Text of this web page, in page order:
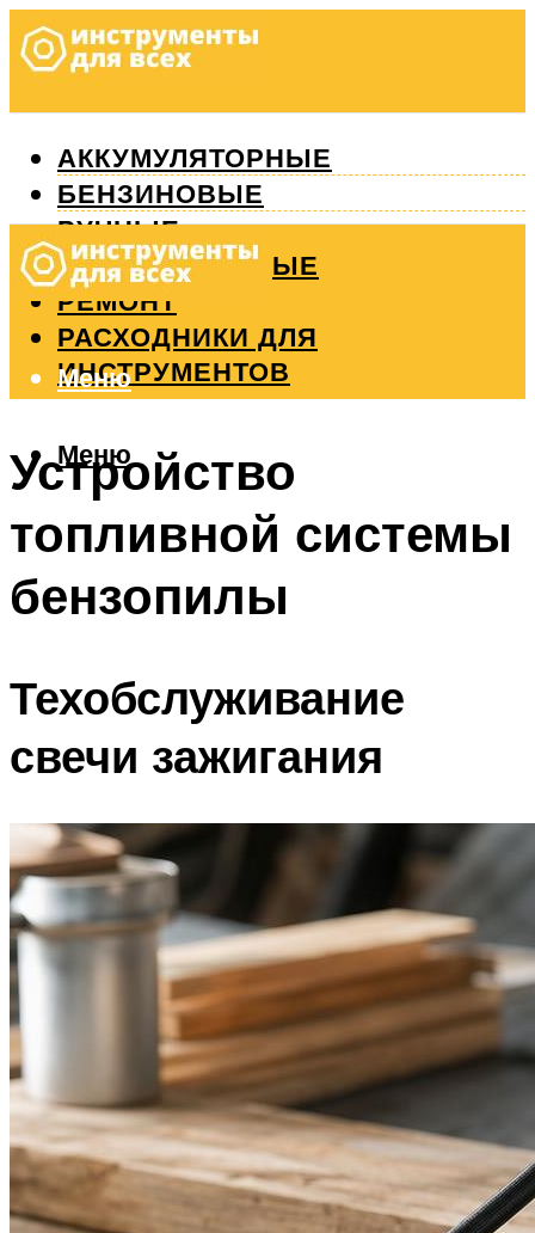
АККУМУЛЯТОРНЫЕ
БЕНЗИНОВЫЕ
РУЧНЫЕ
ИЗМЕРИТЕЛЬНЫЕ
РЕМОНТ
РАСХОДНИКИ ДЛЯ
ИНСТРУМЕНТОВ
Меню
Меню
Устройство
топливной системы
бензопилы
Техобслуживание
свечи зажигания